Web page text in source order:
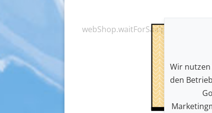
webShop.waitForSaalplan
Wir
den